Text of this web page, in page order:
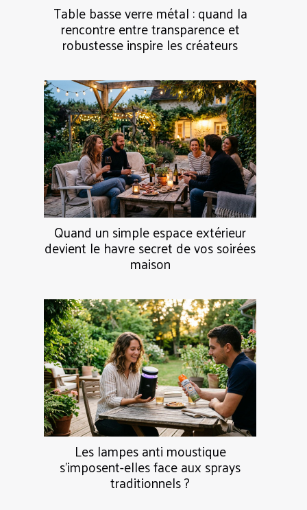
Table basse verre métal : quand la
rencontre entre transparence et
robustesse inspire les créateurs
Quand un simple espace extérieur
devient le havre secret de vos soirées
maison
Les lampes anti moustique
s’imposent-elles face aux sprays
traditionnels ?